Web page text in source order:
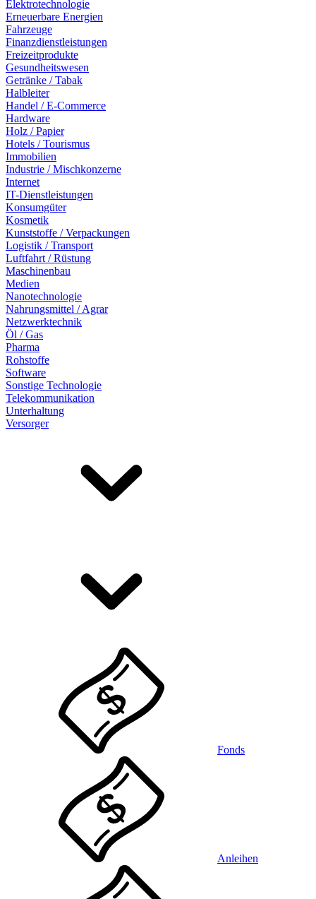
Elektrotechnologie
Erneuerbare Energien
Fahrzeuge
Finanzdienstleistungen
Freizeitprodukte
Gesundheitswesen
Getränke / Tabak
Halbleiter
Handel / E-Commerce
Hardware
Holz / Papier
Hotels / Tourismus
Immobilien
Industrie / Mischkonzerne
Internet
IT-Dienstleistungen
Konsumgüter
Kosmetik
Kunststoffe / Verpackungen
Logistik / Transport
Luftfahrt / Rüstung
Maschinenbau
Medien
Nanotechnologie
Nahrungsmittel / Agrar
Netzwerktechnik
Öl / Gas
Pharma
Rohstoffe
Software
Sonstige Technologie
Telekommunikation
Unterhaltung
Versorger
Fonds
Anleihen